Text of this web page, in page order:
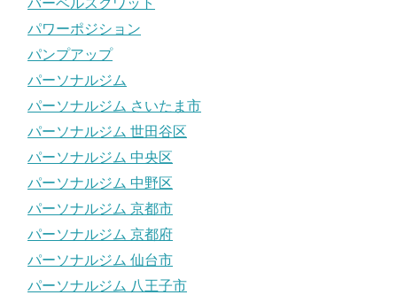
バーベルスクワット
パワーポジション
パンプアップ
パーソナルジム
パーソナルジム さいたま市
パーソナルジム 世田谷区
パーソナルジム 中央区
パーソナルジム 中野区
パーソナルジム 京都市
パーソナルジム 京都府
パーソナルジム 仙台市
パーソナルジム 八王子市